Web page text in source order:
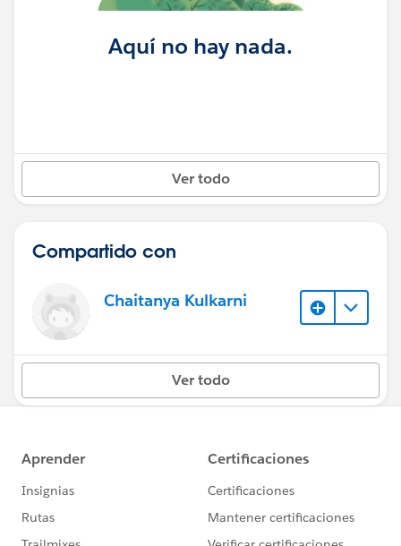
Aquí no hay nada.
Ver todo
Compartido con
Chaitanya Kulkarni
Ver todo